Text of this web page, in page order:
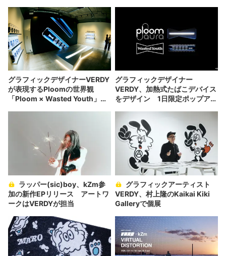
グラフィックデザイナーVERDY
が表現するPloomの世界観
「Ploom × Wasted Youth」ポ
グラフィックデザイナー
VERDY、加熱式たばこデバイス
をデザイン 1日限定ポップアッ
加の新作EPリリース アートワ
ークはVERDYが担当
VERDY、村上隆のKaikai Kiki
Galleryで個展